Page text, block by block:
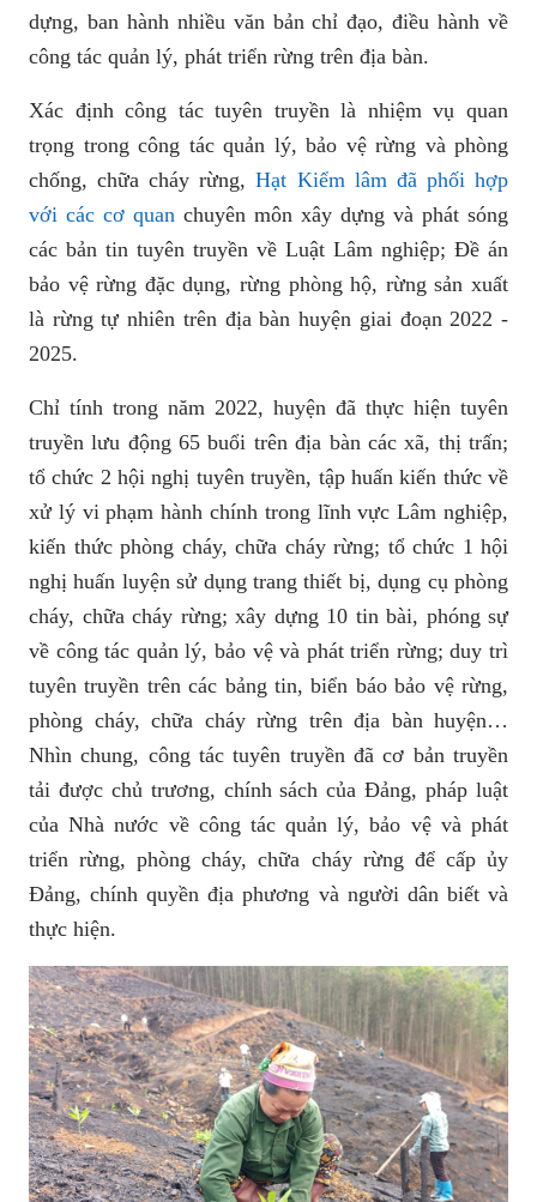
dựng, ban hành nhiều văn bản chỉ đạo, điều hành về
công tác quản lý, phát triển rừng trên địa bàn.
Xác định công tác tuyên truyền là nhiệm vụ quan
trọng trong công tác quản lý, bảo vệ rừng và phòng
chống, chữa cháy rừng,Hạt Kiểm lâm đã phối hợp
với các cơ quan chuyên môn xây dựng và phát sóng
các bản tin tuyên truyền về Luật Lâm nghiệp; Đề án
bảo vệ rừng đặc dụng, rừng phòng hộ, rừng sản xuất
là rừng tự nhiên trên địa bàn huyện giai đoạn 2022 -
2025.
Chỉ tính trong năm 2022, huyện đã thực hiện tuyên
truyền lưu động 65 buổi trên địa bàn các xã, thị trấn;
tổ chức 2 hội nghị tuyên truyền, tập huấn kiến thức về
xử lý vi phạm hành chính trong lĩnh vực Lâm nghiệp,
kiến thức phòng cháy, chữa cháy rừng; tổ chức 1 hội
nghị huấn luyện sử dụng trang thiết bị, dụng cụ phòng
cháy, chữa cháy rừng; xây dựng 10 tin bài, phóng sự
về công tác quản lý, bảo vệ và phát triển rừng; duy trì
tuyên truyền trên các bảng tin, biển báo bảo vệ rừng,
phòng cháy, chữa cháy rừng trên địa bàn huyện…
Nhìn chung, công tác tuyên truyền đã cơ bản truyền
tải được chủ trương, chính sách của Đảng, pháp luật
của Nhà nước về công tác quản lý, bảo vệ và phát
triển rừng, phòng cháy, chữa cháy rừng để cấp ủy
Đảng, chính quyền địa phương và người dân biết và
thực hiện.